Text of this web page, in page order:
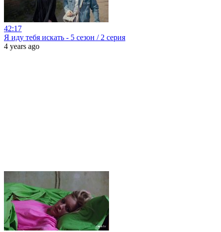
42:17
Я иду тебя искать - 5 сезон / 2 серия
4 years ago